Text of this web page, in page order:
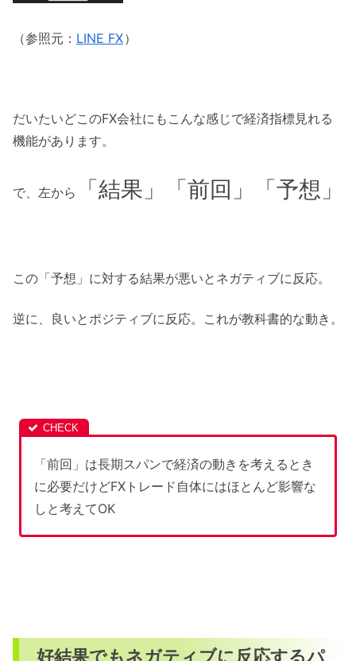
（参照元： LINE FX）
だいたいどこのFX会社にもこんな感じで経済指標見れる
機能があります。
で、左から 「結果」「前回」「予想」
この「予想」に対する結果が悪いとネガティブに反応。
逆に、良いとポジティブに反応。これが教科書的な動き。
「前回」は長期スパンで経済の動きを考えるとき
に必要だけどFXトレード自体にはほとんど影響な
しと考えてOK
好結果でもネガティブに反応するパ